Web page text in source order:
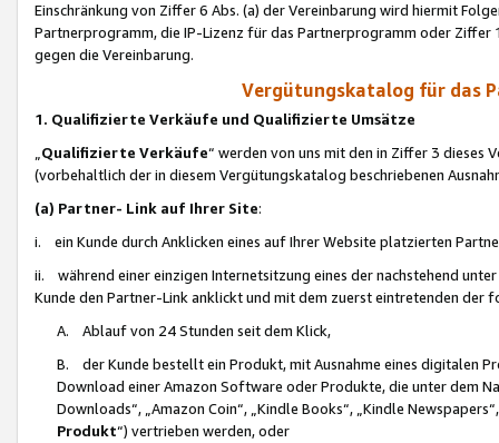
Einschränkung von Ziffer 6 Abs. (a) der Vereinbarung wird hiermit
Partnerprogramm, die IP-Lizenz für das Partnerprogramm oder
gegen die Vereinbarung.
Vergütungskatalog für das
1. Qualifizierte Verkäufe und Qualifizierte Umsätze
Qualifizierte Verkäufe“ werden von uns mit den in Ziffer 3
(vorbehaltlich der in diesem Vergütungskatalog beschriebenen
(a) Partner- Link auf Ihrer Site:
i. ein Kunde durch Anklicken eines auf Ihrer Website platzierten
ii. während einer einzigen Internetsitzung eines der nachstehend
Kunde den Partner-Link anklickt und mit dem zuerst eintretenden der
A. Ablauf von 24 Stunden seit dem Klick,
B. der Kunde bestellt ein Produkt, mit Ausnahme eines digitalen
Download einer Amazon Software oder Produkte, die unter dem
Downloads“, „Amazon Coin“, „Kindle Books“, „Kindle
Produkt“) vertrieben werden, oder